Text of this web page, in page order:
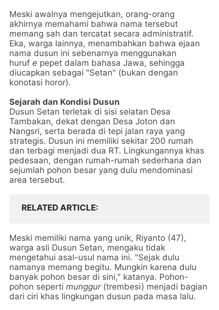
Meski awalnya mengejutkan, orang-orang
akhirnya memahami bahwa nama tersebut
memang sah dan tercatat secara administratif.
Eka, warga lainnya, menambahkan bahwa ejaan
nama dusun ini sebenarnya menggunakan
hurufe pepet dalam bahasa Jawa, sehingga
diucapkan sebagai "Setan" (bukan dengan
konotasi horor).
Sejarah dan Kondisi Dusun
Dusun Setan terletak di sisi selatan Desa
Tambakan, dekat dengan Desa Joton dan
Nangsri, serta berada di tepi jalan raya yang
strategis. Dusun ini memiliki sekitar 200 rumah
dan terbagi menjadi dua RT. Lingkungannya khas
pedesaan, dengan rumah-rumah sederhana dan
sejumlah pohon besar yang dulu mendominasi
area tersebut.
RELATED ARTICLE
Meski memiliki nama yang unik, Riyanto (47),
warga asli Dusun Setan, mengaku tidak
mengetahui asal-usul nama ini. "Sejak dulu
namanya memang begitu. Mungkin karena dulu
banyak pohon besar di sini," katanya. Pohon-
pohon sepertimunggur(trembesi) menjadi bagian
dari ciri khas lingkungan dusun pada masa lalu.